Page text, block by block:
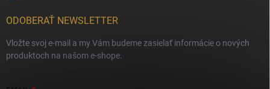
ODOBERAŤ NEWSLETTER
Vložte svoj e-mail a my Vám budeme zasielať informácie o nových
produktoch na našom e-shope.